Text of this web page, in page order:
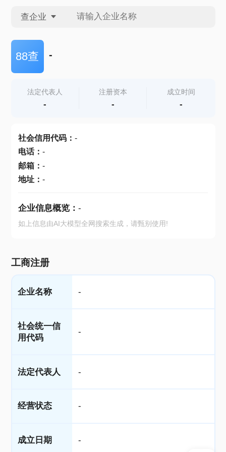
查企业
查企业
查产地
88查 -
法定代表人
-
注册资本
-
成立时间
-
社会信用代码： -
电话： -
邮箱： -
地址： -
企业信息概览： -
如上信息由AI大模型全网搜索生成，请甄别使用!
工商注册
企业名称 -
社会统一信
用代码
-
法定代表人 -
经营状态 -
成立日期 -